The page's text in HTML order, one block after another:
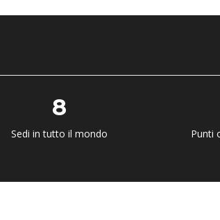
8
Sedi in tutto il mondo Punti